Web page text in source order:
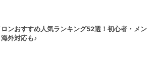
ンおすすめ人気ランキング52選！初心者・メン
外対応も♪